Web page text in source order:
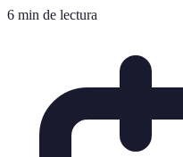
6 min de lectura